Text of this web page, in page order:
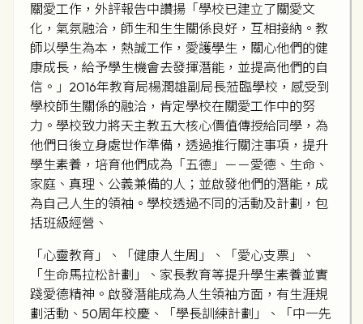
關愛工作，外評報告中讚揚「學校已建立了關愛文
化，氣氛融洽，師生和生生關係良好，互相接納。教
師以學生為本，熱誠工作，愛護學生，關心他們的健
康成長，給予學生機會去發揮潛能，並提高他們的自
信。」2016年教育局楊潤雄副局長蒞臨學校，感受到
學校師生關係的融洽，肯定學校在關愛工作中的努
力。學校致力將天主教五大核心價值傳授給同學，為
他們日後立身處世作準備，透過推行關注事項，提升
學生素養，培育他們成為「五德」－－愛德、生命、
家庭、真理、公義兼備的人；並啟發他們的潛能，成
為自己人生的領袖。學校透過不同的活動及計劃，包
括班級經營、
「心靈教育」、「健康人生周」、「愛心支票」、
「生命馬拉松計劃」、家長教育等提升學生素養並實
踐愛德精神。啟發潛能成為人生領袖方面，有生涯規
劃活動、50周年校慶、「學長訓練計劃」、「中一先